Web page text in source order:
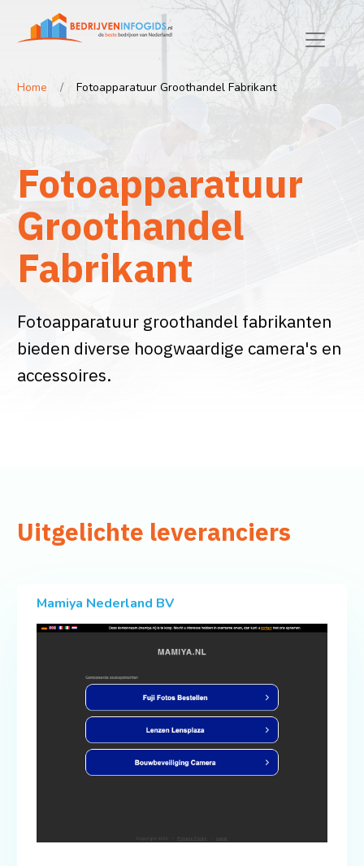
Home Fotoapparatuur Groothandel Fabrikant
Fotoapparatuur
Groothandel
Fabrikant
Fotoapparatuur groothandel fabrikanten
bieden diverse hoogwaardige camera's en
accessoires.
Uitgelichte leveranciers
Mamiya Nederland BV